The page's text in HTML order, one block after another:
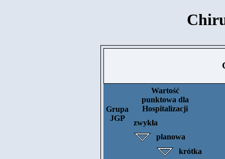
Grupa
JGP
Wartość
punktowa dla
Hospitalizacji
zwykła
planowa
krótka